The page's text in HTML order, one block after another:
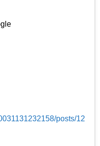
posts/12